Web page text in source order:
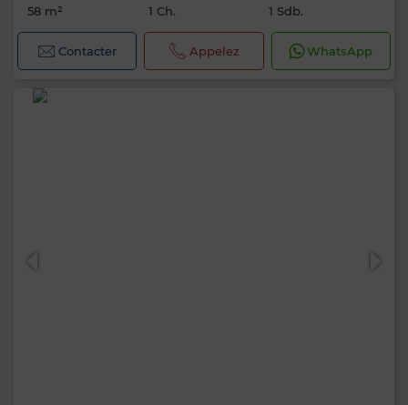
58 m² 1 Ch. 1 Sdb.
Contacter Appelez WhatsApp